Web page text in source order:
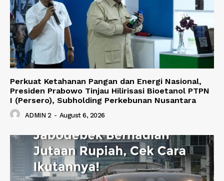
Perkuat Ketahanan Pangan dan Energi Nasional,
Presiden Prabowo Tinjau Hilirisasi Bioetanol PTPN
I (Persero), Subholding Perkebunan Nusantara
ADMIN 2 - August 6, 2026